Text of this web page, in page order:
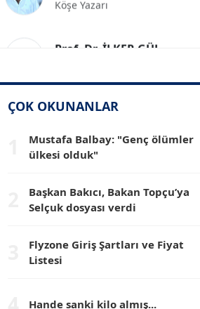
Köşe Yazarı
Köşe Yazarı
Dr. HAKAN TARTAN
Prof. Dr. YÜCEL OCAK
ÇOK OKUNANLAR
Mustafa Balbay: "Genç ölümler
ülkesi olduk"
Başkan Bakıcı, Bakan Topçu’ya
Selçuk dosyası verdi
Flyzone Giriş Şartları ve Fiyat
Listesi
Hande sanki kilo almış...